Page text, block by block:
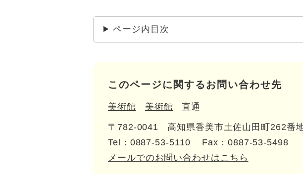
ページ内目次
このページに関するお問い合わせ先
美術館 美術館 直通
〒782-0041
高知県香美市土佐山田町262番
Tel：0887-53-5110
Fax：0887-53-5498
メールでのお問い合わせはこちら